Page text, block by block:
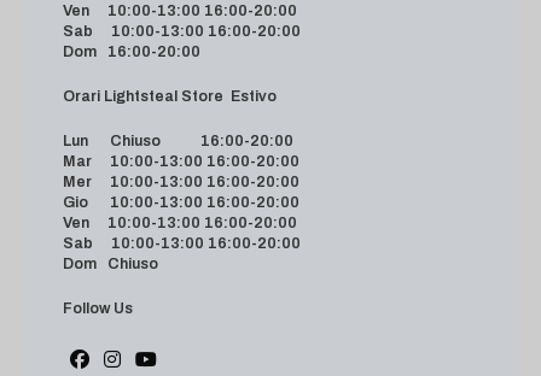
Ven 10:00-13:00 16:00-20:00
Sab 10:00-13:00 16:00-20:00
Dom 16:00-20:00
Orari Lightsteal Store Estivo
Lun Chiuso 16:00-20:00
Mar 10:00-13:00 16:00-20:00
Mer 10:00-13:00 16:00-20:00
Gio 10:00-13:00 16:00-20:00
Ven 10:00-13:00 16:00-20:00
Sab 10:00-13:00 16:00-20:00
Dom Chiuso
Follow Us